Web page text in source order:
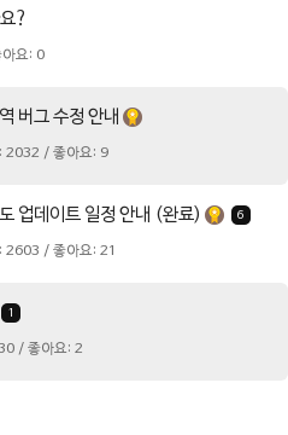
?
요: 0
버그 수정 안내
2032 / 좋아요: 9
업데이트 일정 안내 (완료) 6
/ 좋아요: 21
1
/ 좋아요: 2